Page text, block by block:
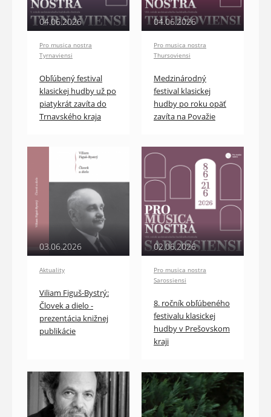
04.06.2026
Pro musica nostra
Tyrnaviensi
Obľúbený festival
klasickej hudby už po
piatykrát zavíta do
Trnavského kraja
04.06.2026
Pro musica nostra
Thursoviensi
Medzinárodný
festival klasickej
hudby po roku opäť
zavíta na Považie
03.06.2026
Aktuality
Viliam Figuš-Bystrý:
Človek a dielo -
prezentácia knižnej
publikácie
02.06.2026
Pro musica nostra
Sarossiensi
8. ročník obľúbeného
festivalu klasickej
hudby v Prešovskom
kraji